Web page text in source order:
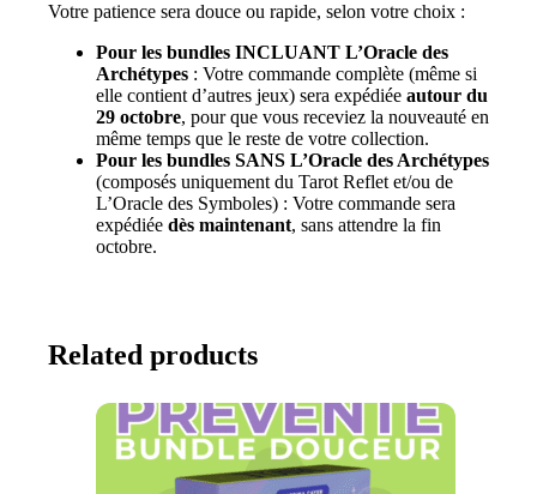
Votre patience sera douce ou rapide, selon votre choix :
Pour les bundles INCLUANT L’Oracle des
Archétypes : Votre commande complète (même si
elle contient d’autres jeux) sera expédiée autour du
29 octobre, pour que vous receviez la nouveauté en
même temps que le reste de votre collection.
Pour les bundles SANS L’Oracle des Archétypes
(composés uniquement du Tarot Reflet et/ou de
L’Oracle des Symboles) : Votre commande sera
expédiée dès maintenant, sans attendre la fin
octobre.
Related products